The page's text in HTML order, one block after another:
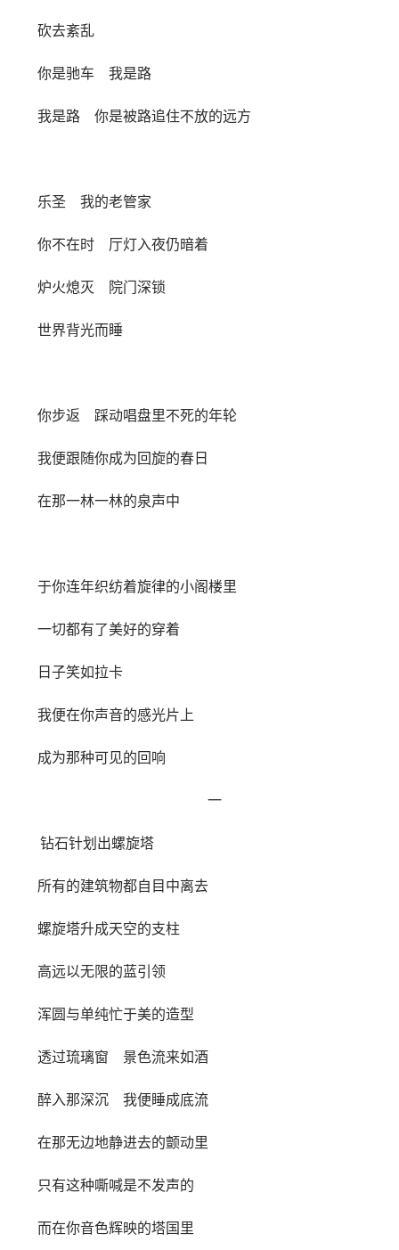
砍去紊乱
你是驰车 我是路
我是路 你是被路追住不放的远方
乐圣 我的老管家
你不在时 厅灯入夜仍暗着
炉火熄灭 院门深锁
世界背光而睡
你步返 踩动唱盘里不死的年轮
我便跟随你成为回旋的春日
在那一林一林的泉声中
于你连年织纺着旋律的小阁楼里
一切都有了美好的穿着
日子笑如拉卡
我便在你声音的感光片上
成为那种可见的回响
一
钻石针划出螺旋塔
所有的建筑物都自目中离去
螺旋塔升成天空的支柱
高远以无限的蓝引领
浑圆与单纯忙于美的造型
透过琉璃窗 景色流来如酒
醉入那深沉 我便睡成底流
在那无边地静进去的颤动里
只有这种嘶喊是不发声的
而在你音色辉映的塔国里